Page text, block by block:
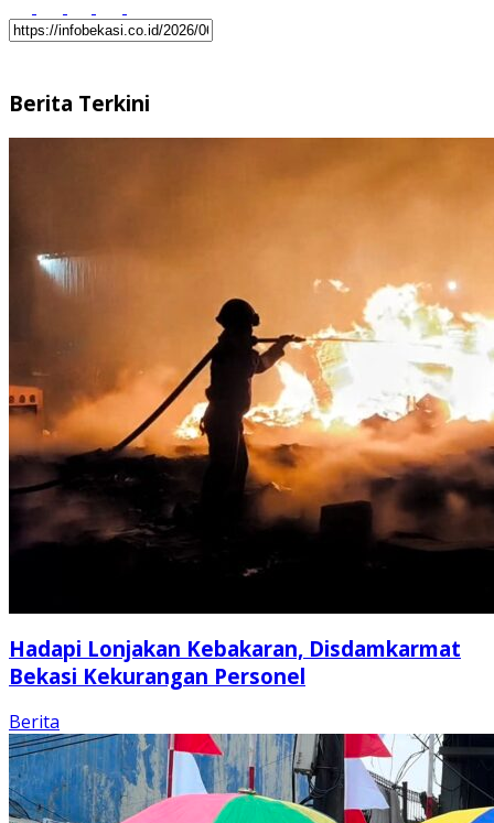
Berita Terkini
Hadapi Lonjakan Kebakaran, Disdamkarmat
Bekasi Kekurangan Personel
Berita